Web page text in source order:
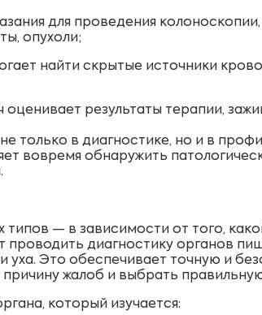
для проведения
опухоли;
найти скрытые источники
результаты терапии,
только в диагностике, но и в
вовремя обнаружить
— в зависимости от того,
диагностику органов
уха. Это обеспечивает точную и
жалоб и выбрать
который изучается: